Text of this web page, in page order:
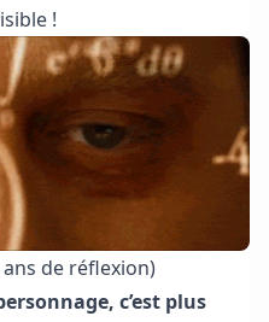
!
de réflexion)
c’est plus